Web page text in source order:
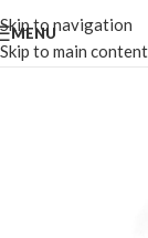
Skip to navigation
Skip to main content
MENU